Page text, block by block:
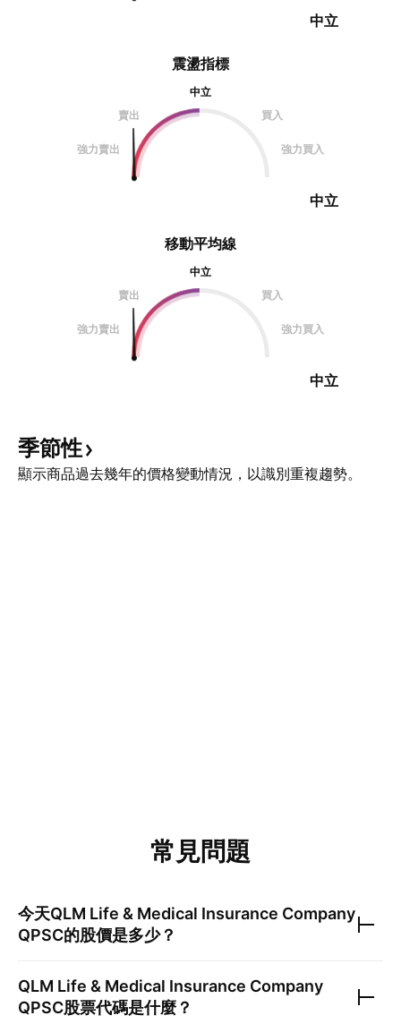
震盪指標
中立
賣出
買入
強力賣出 強力買入
中立
中立
移動平均線
中立
賣出
買入
強力賣出 強力買入
中立
季節性
顯示商品過去幾年的價格變動情況，以識別重複趨勢。
常見問題
今天QLM Life & Medical Insurance Company
QPSC的股價是多少？
QLM Life & Medical Insurance Company
QPSC股票代碼是什麼？